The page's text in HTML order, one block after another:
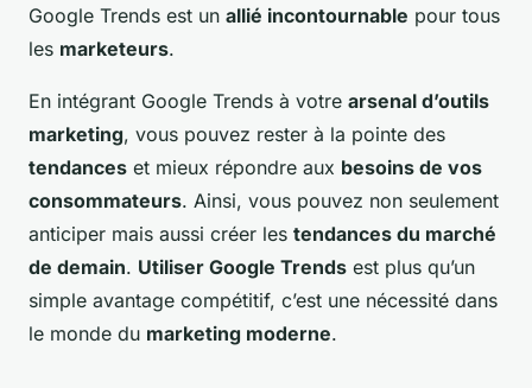
Google Trends est un allié incontournable pour tous
les marketeurs.
En intégrant Google Trends à votre arsenal d’outils
marketing, vous pouvez rester à la pointe des
tendances et mieux répondre aux besoins de vos
consommateurs. Ainsi, vous pouvez non seulement
anticiper mais aussi créer les tendances du marché
de demain. Utiliser Google Trends est plus qu’un
simple avantage compétitif, c’est une nécessité dans
le monde du marketing moderne.